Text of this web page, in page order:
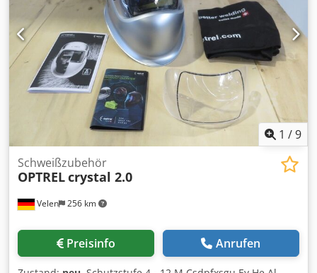
1 /9
Velen 256 km
Schweißzubehör
OPTRELcrystal 2.0
Preisinfo Anrufen